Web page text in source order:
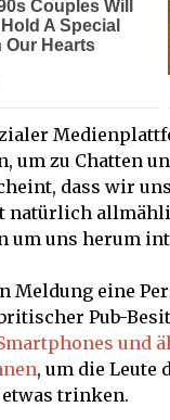
um zu Chatten
dass wir
natürlich
um uns herum
Meldung eine
Pub-
und
, um die Leute
trinken.